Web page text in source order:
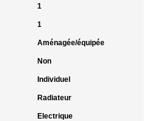
1
1
Aménagée/équipée
Non
Individuel
Radiateur
Electrique